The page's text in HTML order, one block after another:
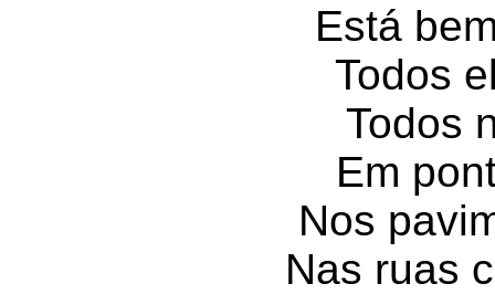
Está
Todos
Todos
Em
Nos
Nas ruas